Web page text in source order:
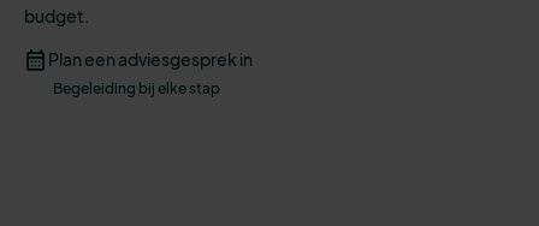
budget.
Plan een adviesgesprek in
Begeleiding bij elke stap